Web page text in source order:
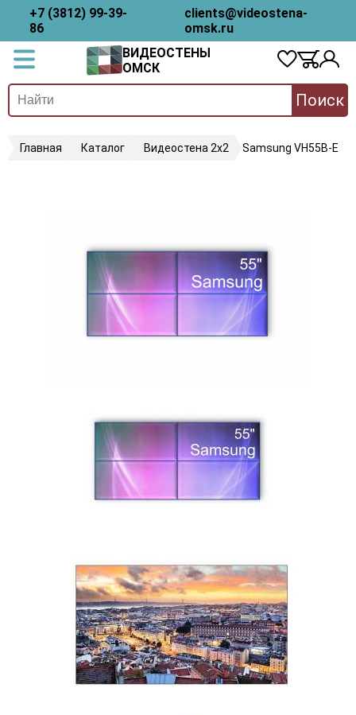
+7 (3812) 99-39-
86
clients@videostena-
omsk.ru
ВИДЕОСТЕНЫ
ОМСК
Поиск
Главная Каталог Видеостена 2x2 Samsung VH55B-E